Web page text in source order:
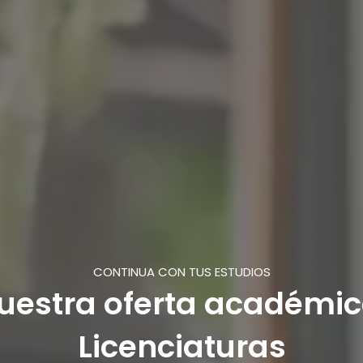
CONTINUA CON TUS ESTUDIOS
oferta
Licenciaturas